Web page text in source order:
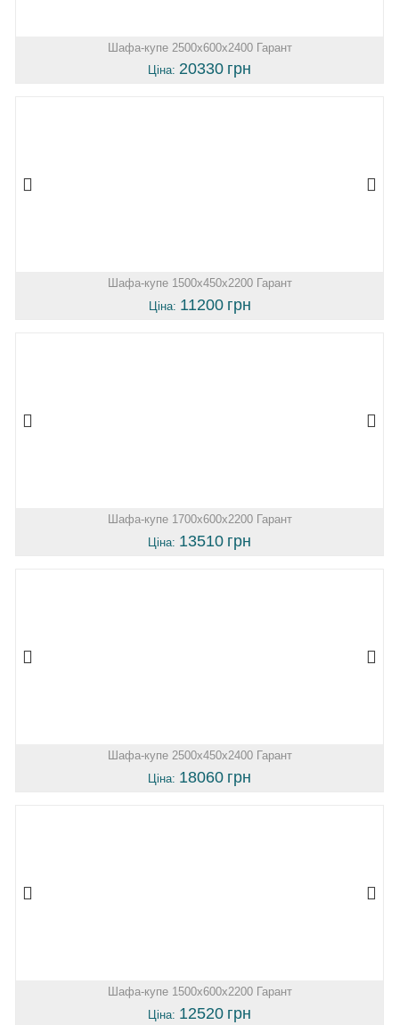
Шафа-купе 2500х600х2400 Гарант
Ціна: 20330 грн
Шафа-купе 1500х450х2200 Гарант
Ціна: 11200 грн
Шафа-купе 1700х600х2200 Гарант
Ціна: 13510 грн
Шафа-купе 2500х450х2400 Гарант
Ціна: 18060 грн
Шафа-купе 1500х600х2200 Гарант
Ціна: 12520 грн